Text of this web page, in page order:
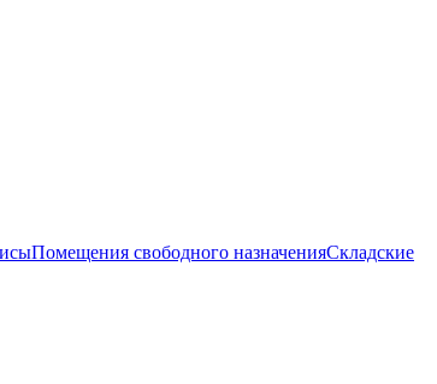
Помещения свободного назначенияСкладские